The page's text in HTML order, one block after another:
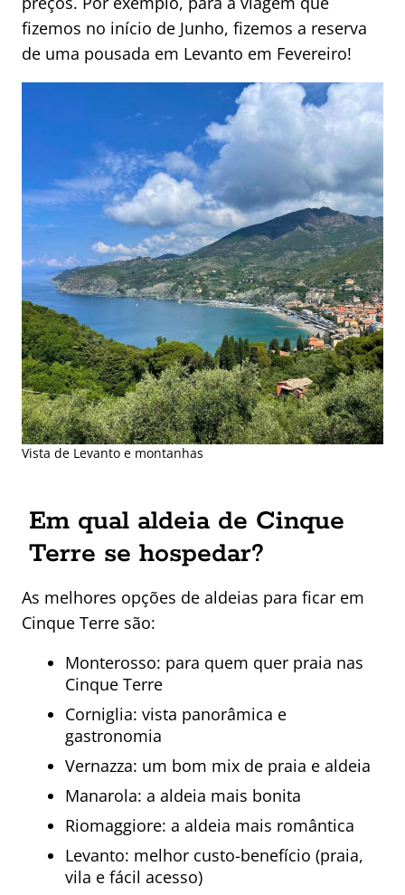
fizemos no início de Junho, fizemos a reserva
de uma pousada em Levanto em Fevereiro!
Vista de Levanto e montanhas
Em qual aldeia de Cinque
Terre se hospedar?
As melhores opções de aldeias para ficar em
Cinque Terre são:
Monterosso: para quem quer praia nas
Cinque Terre
Corniglia: vista panorâmica e
gastronomia
Vernazza: um bom mix de praia e aldeia
Manarola: a aldeia mais bonita
Riomaggiore: a aldeia mais romântica
Levanto: melhor custo-benefício (praia,
vila e fácil acesso)